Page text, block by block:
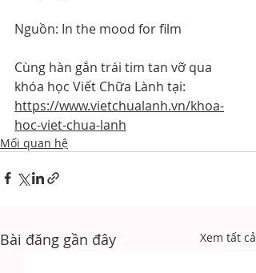
Nguồn: In the mood for film
Cùng hàn gắn trái tim tan vỡ qua
khóa học Viết Chữa Lành tại:
https://www.vietchualanh.vn/khoa-
hoc-viet-chua-lanh
Mối quan hệ
Bài đăng gần đây Xem tất cả